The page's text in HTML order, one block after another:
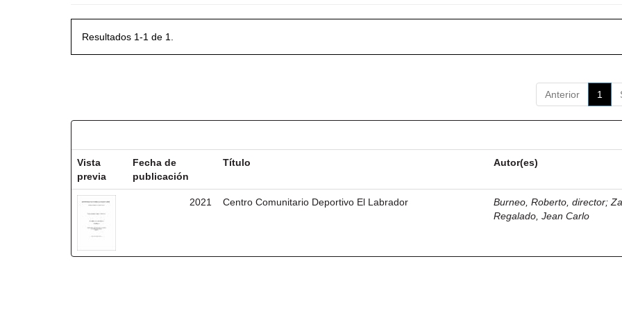
Resultados 1-1 de 1.
Anterior 1
Vista
previa
Fecha de
publicación
Título Autor(es)
2021 Centro Comunitario Deportivo El Labrador Burneo, Roberto, director;
Regalado, Jean Carlo